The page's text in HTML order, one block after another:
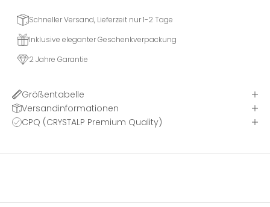
Schneller Versand, Lieferzeit nur 1-2 Tage
Inklusive eleganter Geschenkverpackung
2 Jahre Garantie
Größentabelle
Versandinformationen
CPQ (CRYSTALP Premium Quality)